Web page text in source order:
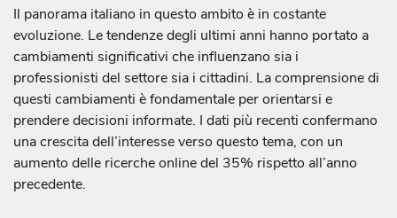
Il panorama italiano in questo ambito è in costante
evoluzione. Le tendenze degli ultimi anni hanno portato a
cambiamenti significativi che influenzano sia i
professionisti del settore sia i cittadini. La comprensione di
questi cambiamenti è fondamentale per orientarsi e
prendere decisioni informate. I dati più recenti confermano
una crescita dell’interesse verso questo tema, con un
aumento delle ricerche online del 35% rispetto all’anno
precedente.